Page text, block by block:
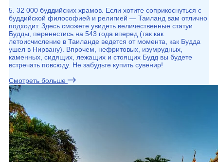
5. 32 000 буддийских храмов. Если хотите соприкоснуться с
буддийской философией и религией — Таиланд вам отлично
подходит. Здесь сможете увидеть величественные статуи
Будды, перенестись на 543 года вперед (так как
летоисчисление в Таиланде ведется от момента, как Будда
ушел в Нирвану). Впрочем, нефритовых, изумрудных,
каменных, сидящих, лежащих и стоящих Будд вы будете
встречать повсюду. Не забудьте купить сувенир!
Смотреть больше